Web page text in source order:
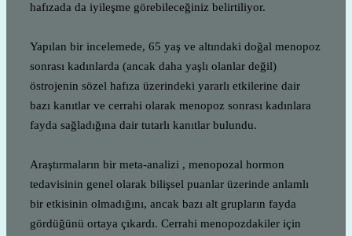
hafızada da iyileşme görebileceğiniz belirtiliyor.
Yapılan bir incelemede, 65 yaş ve altındaki doğal menopoz
sonrası kadınlarda (ancak daha yaşlı olanlar değil)
östrojenin sözel hafıza üzerindeki yararlı etkilerine dair
bazı kanıtlar ve cerrahi olarak menopoz sonrası kadınlara
fayda sağladığına dair tutarlı kanıtlar bulundu.
Araştırmaların bir meta-analizi , menopozal hormon
tedavisinin genel olarak bilişsel puanlar üzerinde anlamlı
bir etkisinin olmadığını, ancak bazı alt grupların fayda
gördüğünü ortaya çıkardı. Cerrahi menopozdakiler için